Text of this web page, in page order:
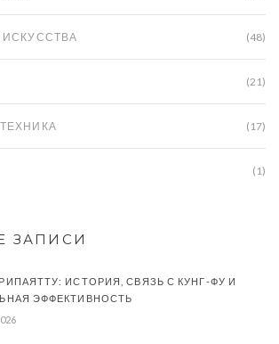
(48)
(21)
(17)
(1)
ЗАПИСИ
ИСТОРИЯ, СВЯЗЬ С КУНГ-ФУ И
ЭФФЕКТИВНОСТЬ